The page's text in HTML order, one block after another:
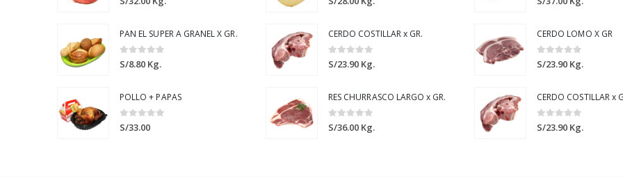
PAN EL SUPER A GRANEL X GR.
0 out of 5
S/8.80 Kg.
POLLO + PAPAS
0 out of 5
S/33.00
CERDO COSTILLAR x GR.
0 out of 5
S/23.90 Kg.
RES CHURRASCO LARGO x GR.
0 out of 5
S/36.00 Kg.
CERDO LOMO X GR
0 out of 5
S/23.90 Kg.
CERDO COSTILLAR x
0 out of 5
S/23.90 Kg.